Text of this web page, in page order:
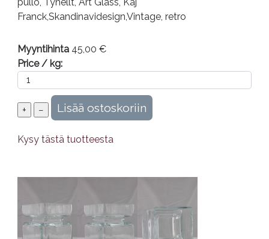
Franck,Skandinavidesign,Vintage, retro
Myyntihinta 45,00 €
Price / kg:
Kysy tästä tuotteesta